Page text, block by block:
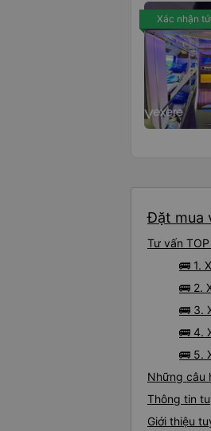
Xác nhận
Đặt mua
Tư vấn
🚌 1.
🚌 2.
🚌 3.
🚌 4.
🚌 5.
Những câu
Thông tin
Giới thiệu